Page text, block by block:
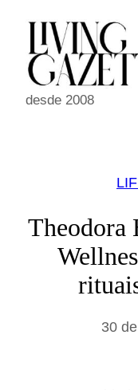
conteúdo
desde 2008
Theodora
30